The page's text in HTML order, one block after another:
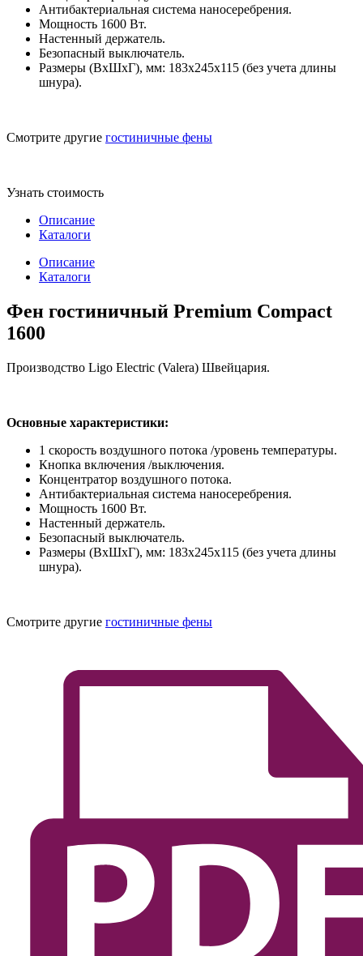
Антибактериальная система наносеребрения.
Мощность 1600 Вт.
Настенный держатель.
Безопасный выключатель.
Размеры (ВхШхГ), мм: 183х245х115 (без учета длины
шнура).
Смотрите другие гостиничные фены
Узнать стоимость
Описание
Каталоги
Описание
Каталоги
Фен гостиничный Premium Compact
1600
Производство Ligo Electric (Valera) Швейцария.
Основные характеристики:
1 скорость воздушного потока /уровень температуры.
Кнопка включения /выключения.
Концентратор воздушного потока.
Антибактериальная система наносеребрения.
Мощность 1600 Вт.
Настенный держатель.
Безопасный выключатель.
Размеры (ВхШхГ), мм: 183х245х115 (без учета длины
шнура).
Смотрите другие гостиничные фены